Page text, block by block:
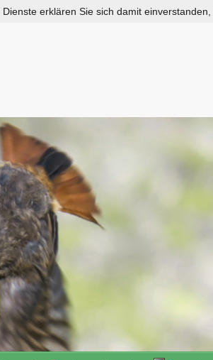
erklären Sie sich damit einverstanden,